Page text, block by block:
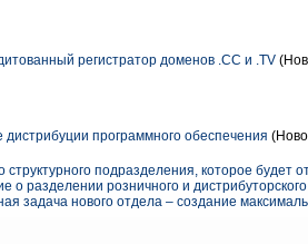
регистратор доменов .СС и .TV
программного обеспечения
подразделения, которое будет
о разделении розничного и
задача нового отдела – создание